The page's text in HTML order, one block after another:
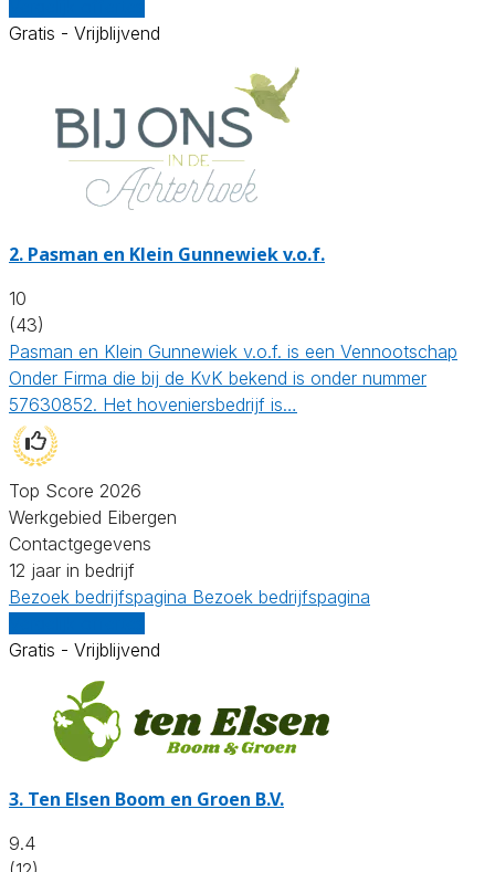
Gratis - Vrijblijvend
2. Pasman en Klein Gunnewiek v.o.f.
10
(43)
Pasman en Klein Gunnewiek v.o.f. is een Vennootschap
Onder Firma die bij de KvK bekend is onder nummer
57630852. Het hoveniersbedrijf is…
Top Score 2026
Werkgebied Eibergen
Contactgegevens
12 jaar in bedrijf
Bezoek bedrijfspagina Bezoek bedrijfspagina
Gratis - Vrijblijvend
3. Ten Elsen Boom en Groen B.V.
9.4